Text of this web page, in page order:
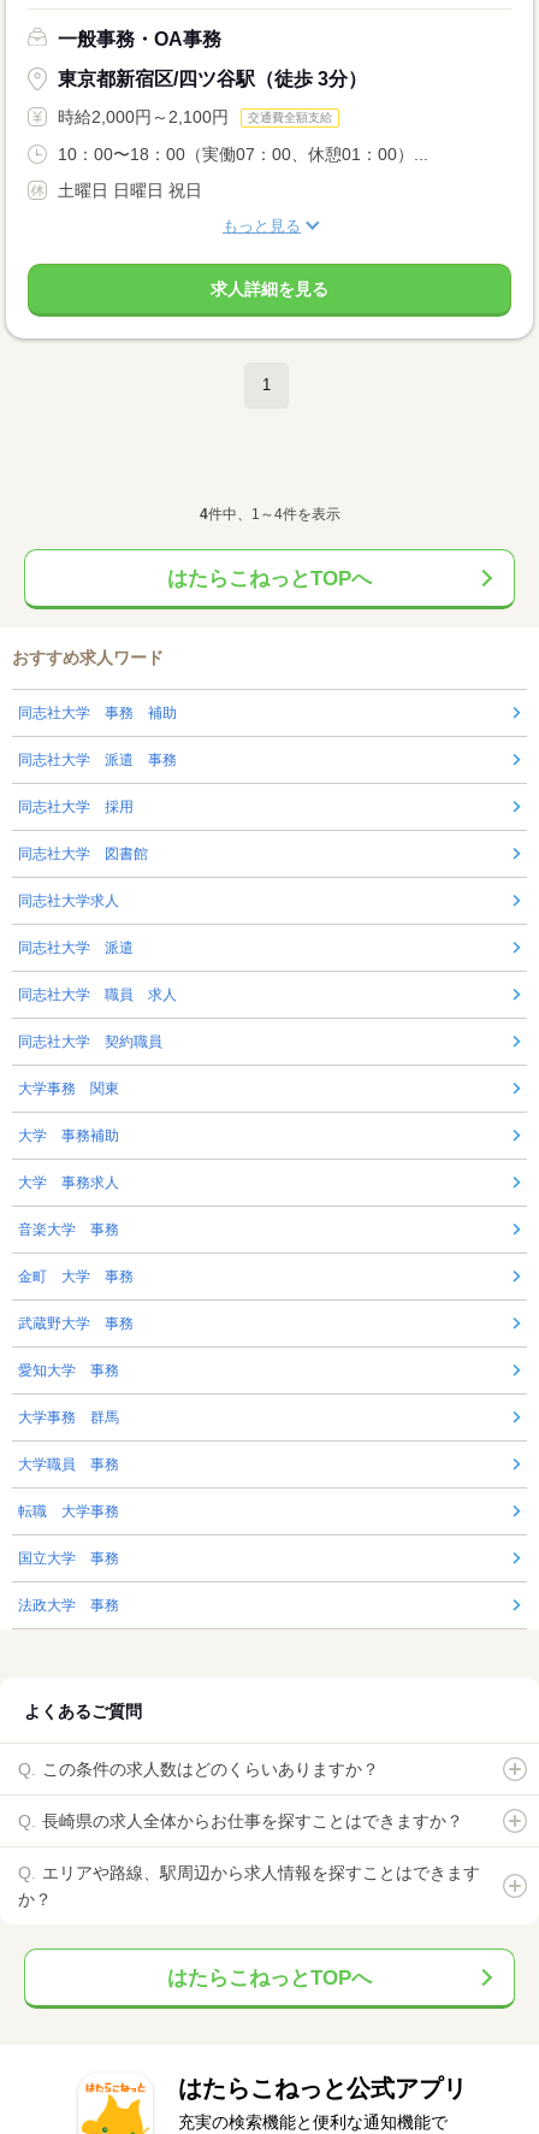
一般事務・OA事務
東京都新宿区/四ツ谷駅（徒歩 3分）
時給2,000円～2,100円 交通費全額支給
10：00〜18：00（実働07：00、休憩01：00）...
土曜日 日曜日 祝日
もっと見る
求人詳細を見る
1
4件中、1～4件を表示
はたらこねっとTOPへ
おすすめ求人ワード
同志社大学 事務 補助
同志社大学 派遣 事務
同志社大学 採用
同志社大学 図書館
同志社大学求人
同志社大学 派遣
同志社大学 職員 求人
同志社大学 契約職員
大学事務 関東
大学 事務補助
大学 事務求人
音楽大学 事務
金町 大学 事務
武蔵野大学 事務
愛知大学 事務
大学事務 群馬
大学職員 事務
転職 大学事務
国立大学 事務
法政大学 事務
よくあるご質問
この条件の求人数はどのくらいありますか？
長崎県の求人全体からお仕事を探すことはできますか？
エリアや路線、駅周辺から求人情報を探すことはできます
か？
はたらこねっとTOPへ
はたらこねっと公式アプリ
充実の検索機能と便利な通知機能で